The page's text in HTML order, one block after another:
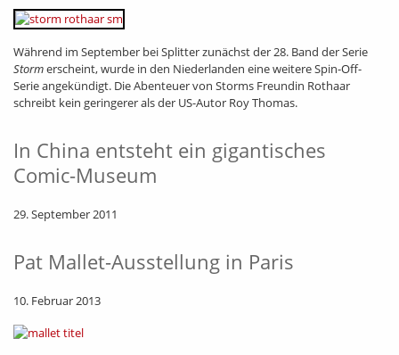
Während im September bei Splitter zunächst der 28. Band der Serie
Stormerscheint, wurde in den Niederlanden eine weitere Spin-Off-
Serie angekündigt. Die Abenteuer von Storms Freundin Rothaar
schreibt kein geringerer als der US-Autor Roy Thomas.
In China entsteht ein gigantisches
Comic-Museum
29. September 2011
Pat Mallet-Ausstellung in Paris
10. Februar 2013